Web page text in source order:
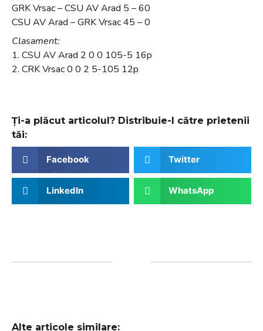
GRK Vrsac – CSU AV Arad 5 – 60
CSU AV Arad – GRK Vrsac 45 – 0
Clasament:
1. CSU AV Arad 2 0 0 105-5 16p
2. CRK Vrsac 0 0 2 5-105 12p
Ți-a plăcut articolul? Distribuie-l către prietenii
tăi:
Facebook Twitter
LinkedIn WhatsApp
Alte articole similare: